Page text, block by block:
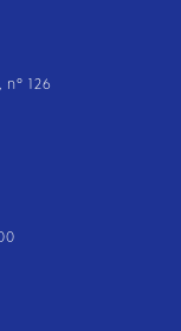
126